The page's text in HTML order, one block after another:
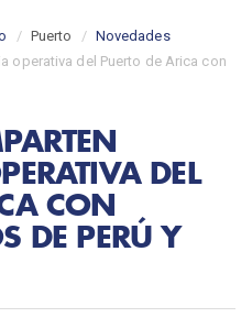
Puerto
Novedades
operativa del Puerto de Arica con
DEL
CON
DE PERÚ Y